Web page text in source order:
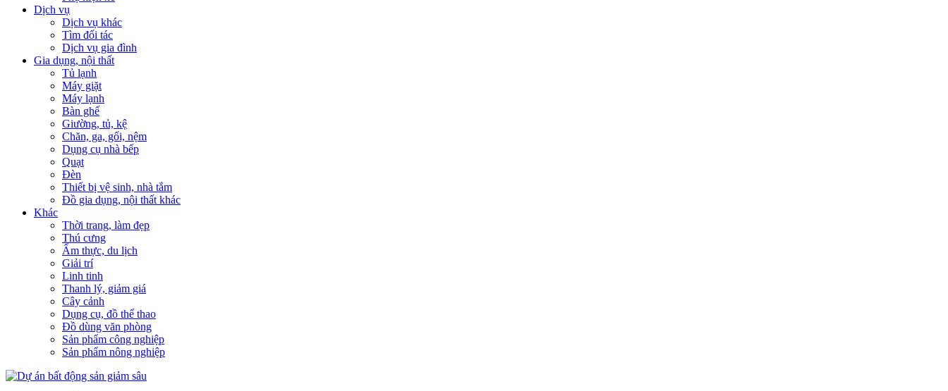
Dịch vụ
Dịch vụ khác
Tìm đối tác
Dịch vụ gia đình
Gia dụng, nội thất
Tủ lạnh
Máy giặt
Máy lạnh
Bàn ghế
Giường, tủ, kệ
Chăn, ga, gối, nệm
Dụng cụ nhà bếp
Quạt
Đèn
Thiết bị vệ sinh, nhà tắm
Đồ gia dụng, nội thất khác
Khác
Thời trang, làm đẹp
Thú cưng
Ẩm thực, du lịch
Giải trí
Linh tinh
Thanh lý, giảm giá
Cây cảnh
Dụng cụ, đồ thể thao
Đồ dùng văn phòng
Sản phẩm công nghiệp
Sản phẩm nông nghiệp